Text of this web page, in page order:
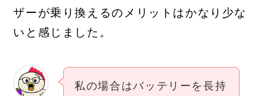
ザーが乗り換えるのメリットはかなり少な
いと感じました。
私の場合はバッテリーを長持